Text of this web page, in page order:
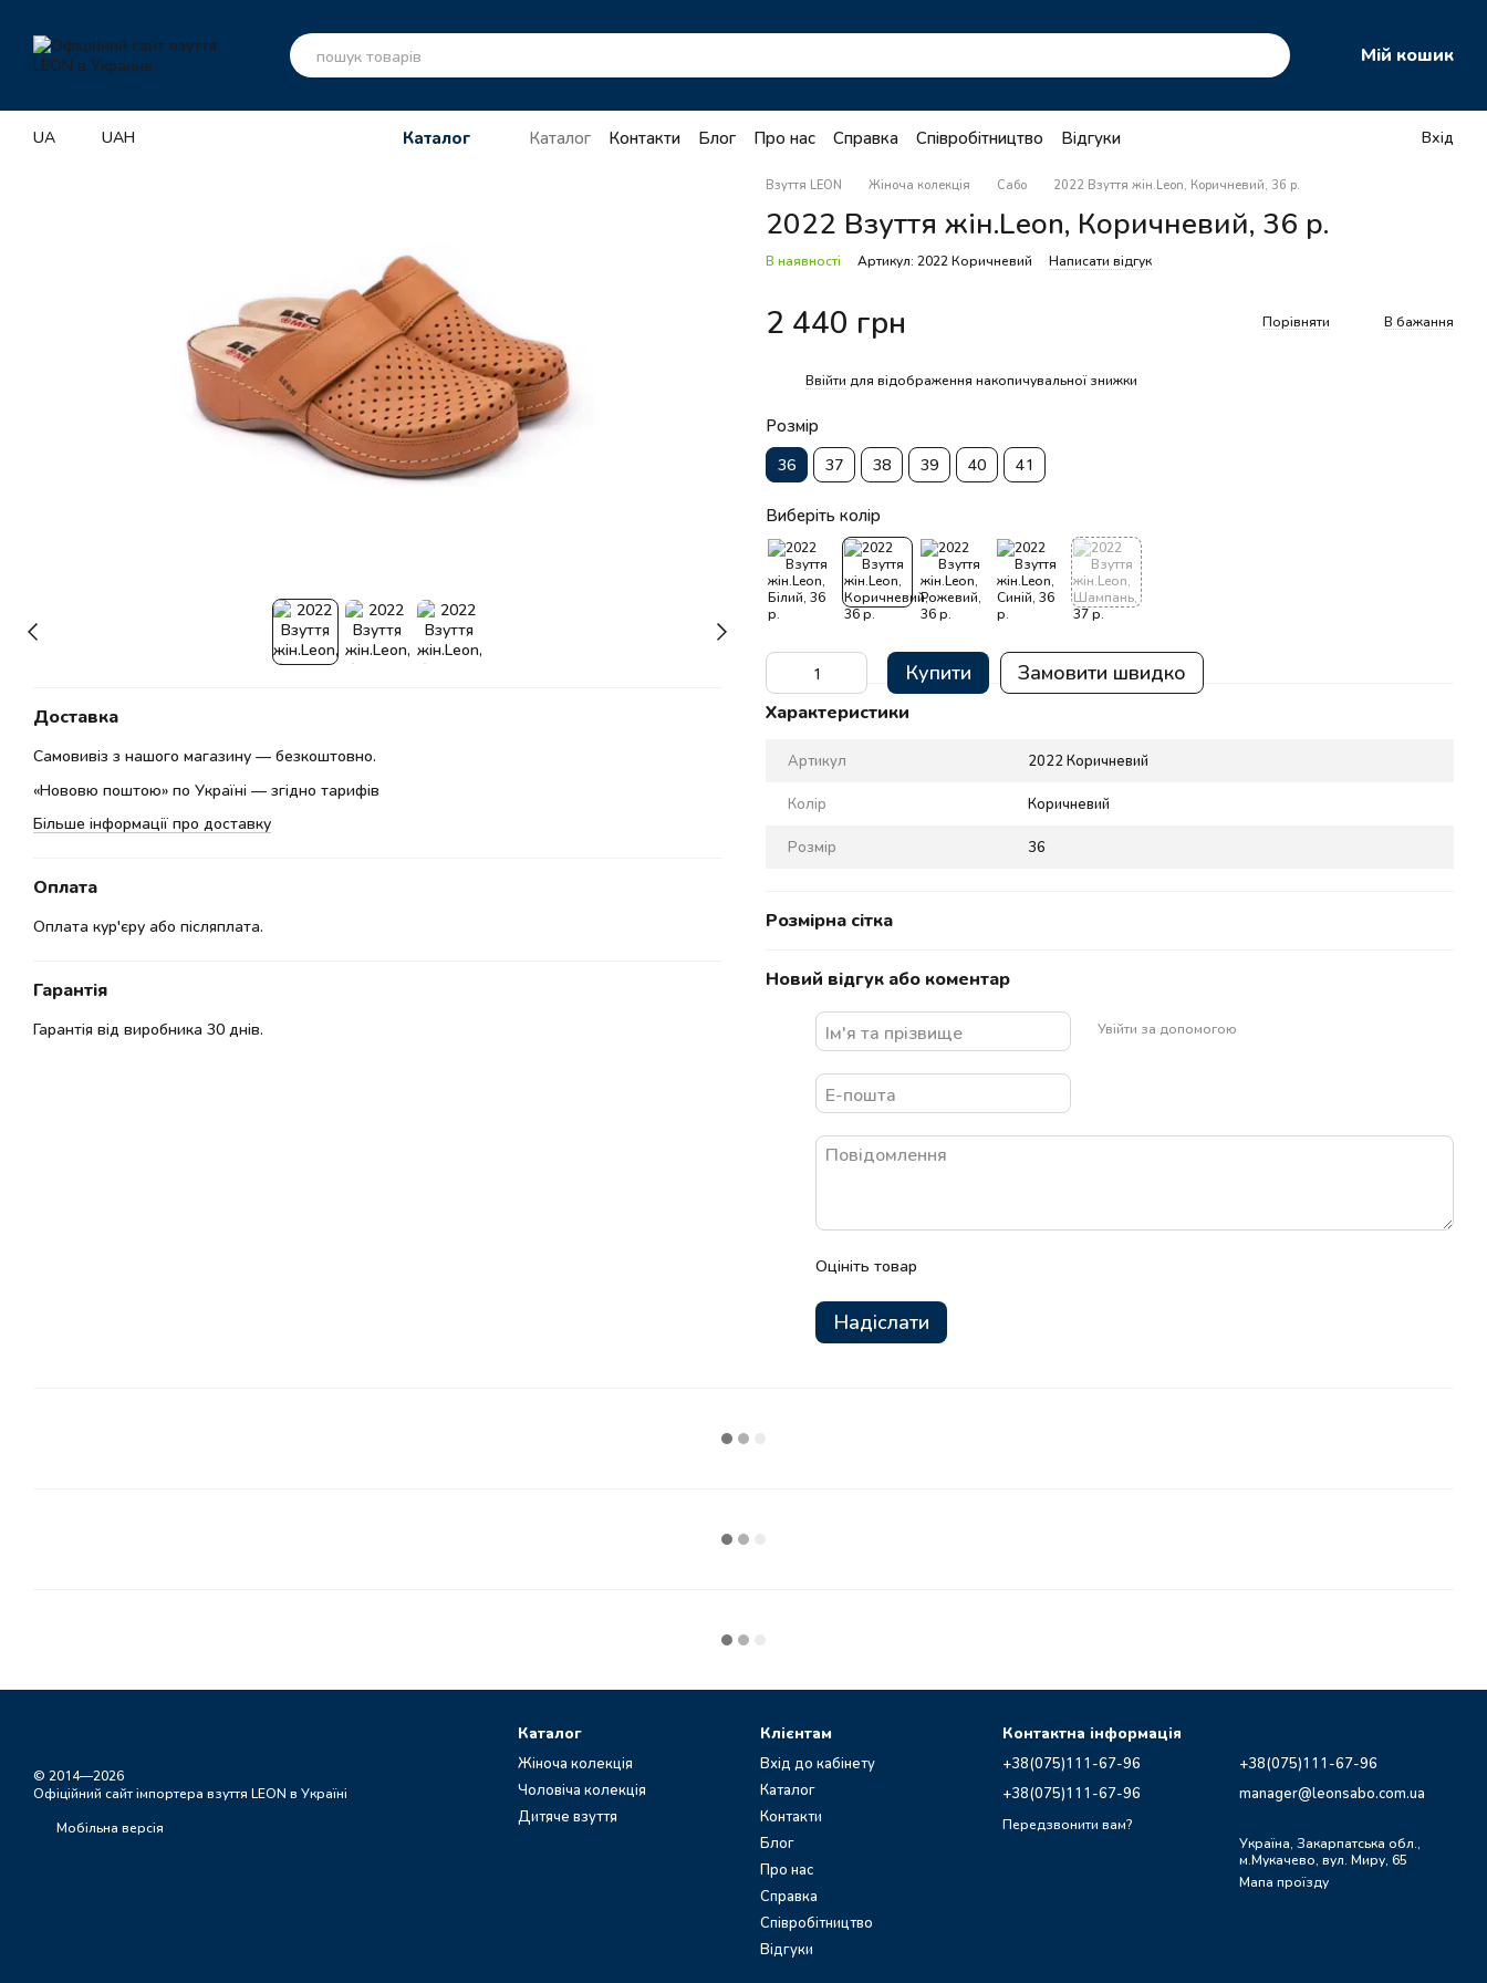
Мій кошик
UA UAH Каталог Каталог Контакти Блог Про нас Справка Співробітництво Відгуки Вхід
Доставка
Самовивіз з нашого магазину — безкоштовно.
«Нововю поштою» по Україні — згідно тарифів
Більше інформації про доставку
Оплата
Оплата кур'єру або післяплата.
Гарантія
Гарантія від виробника 30 днів.
Взуття LEON Жіноча колекція Сабо 2022 Взуття жін.Leon, Коричневий, 36 р.
2022 Взуття жін.Leon, Коричневий, 36 р.
В наявності Артикул: 2022 Коричневий Написати відгук
2 440 грн Порівняти В бажання
Ввійти для відображення накопичувальної знижки
Розмір
36 37 38 39 40 41
Виберіть колір
Купити Замовити швидко
Характеристики
Артикул 2022 Коричневий
Колір Коричневий
Розмір 36
Розмірна сітка
Новий відгук або коментар
Увійти за допомогою
Оцініть товар
Надіслати
© 2014—2026
Офіційний сайт імпортера взуття LEON в Україні
Мобільна версія
Каталог
Жіноча колекція
Чоловіча колекція
Дитяче взуття
Клієнтам
Вхід до кабінету
Каталог
Контакти
Блог
Про нас
Справка
Співробітництво
Відгуки
Контактна інформація
+38(075)111-67-96
+38(075)111-67-96
Передзвонити вам?
+38(075)111-67-96
manager@leonsabo.com.ua
Україна, Закарпатська обл.,
м.Мукачево, вул. Миру, 65
Мапа проїзду